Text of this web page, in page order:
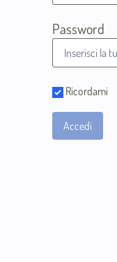
Password
Ricordami
Accedi